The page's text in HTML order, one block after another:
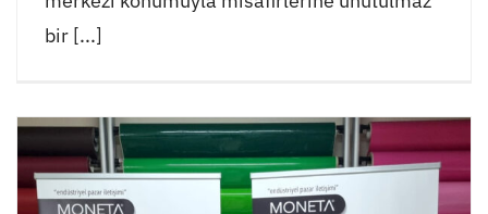
bir [...]